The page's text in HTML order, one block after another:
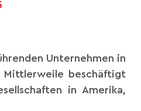
Unternehmen in
Mittlerweile beschäftigt
in Amerika,